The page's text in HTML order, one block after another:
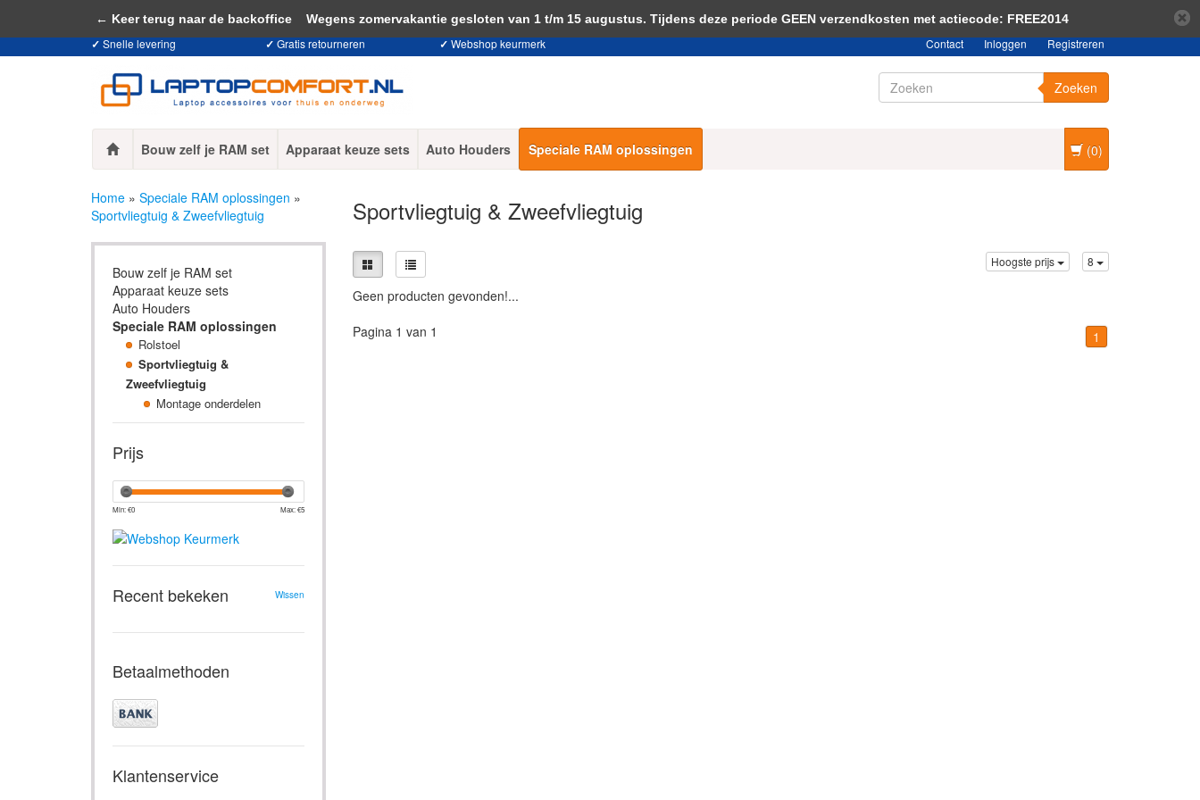
✓ Snelle levering ✓ Gratis retourneren ✓ Webshop keurmerk Contact Inloggen Registreren
Zoeken
Bouw zelf je RAM set Apparaat keuze sets Auto Houders Speciale RAM oplossingen (0)
Home » Speciale RAM oplossingen »
Sportvliegtuig & Zweefvliegtuig
Bouw zelf je RAM set
Apparaat keuze sets
Auto Houders
Speciale RAM oplossingen
Rolstoel
Sportvliegtuig &
Zweefvliegtuig
Montage onderdelen
Prijs
Min: €0 Max: €5
Recent bekeken Wissen
Betaalmethoden
Klantenservice
Sportvliegtuig & Zweefvliegtuig
Hoogste prijs 8
Geen producten gevonden!...
Pagina 1 van 1
1
Door het gebruiken van onze website, ga je akkoord met het gebruik van cookies om onze website te verbeteren. Dit bericht verbergen Meer over cookies »
← Keer terug naar de backoffice Wegens zomervakantie gesloten van 1 t/m 15 augustus. Tijdens deze periode GEEN verzendkosten met actiecode: FREE2014